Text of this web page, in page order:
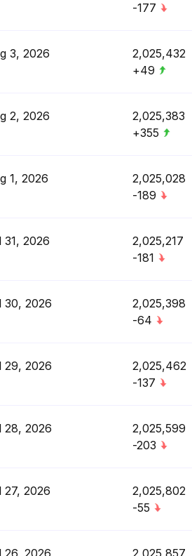
-177
3, 2026
2,025,432
+49
2, 2026
2,025,383
+355
1, 2026
2,025,028
-189
31, 2026
2,025,217
-181
30, 2026
2,025,398
-64
29, 2026
2,025,462
-137
28, 2026
2,025,599
-203
27, 2026
2,025,802
-55
26, 2026 2,025,857